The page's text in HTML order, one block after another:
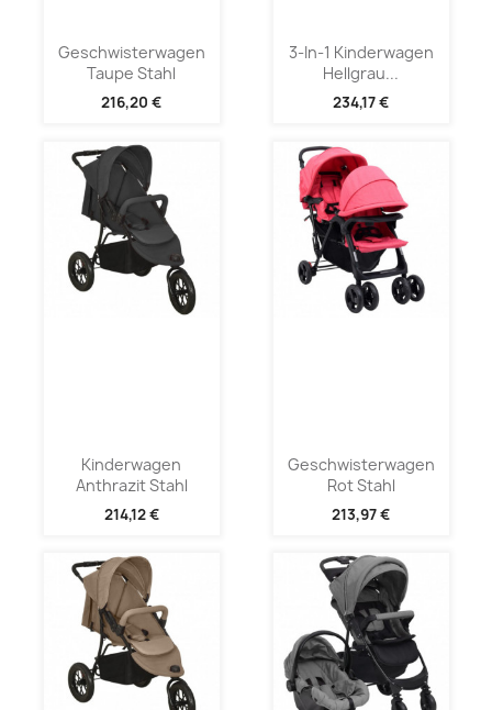
Geschwisterwagen
Taupe Stahl
216,20 €
3-In-1 Kinderwagen
Hellgrau...
234,17 €
Kinderwagen
Anthrazit Stahl
214,12 €
Geschwisterwagen
Rot Stahl
213,97 €